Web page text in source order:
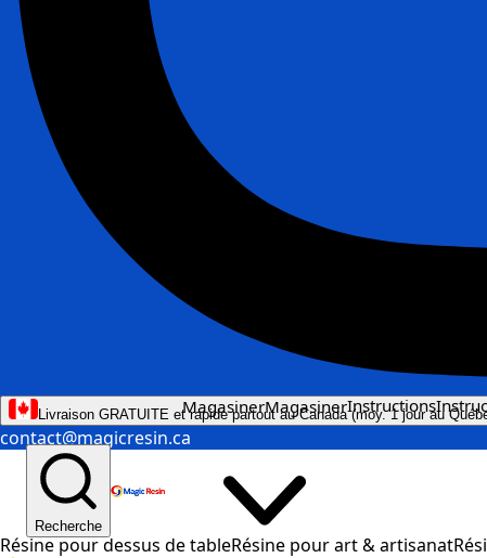
Livraison GRATUITE et rapide partout au Canada (moy. 1 jour au
contact@magicresin.ca
Recherche
MagasinerMagasinerInstructions
Résine pour dessus de tableRésine pour art & artisanat